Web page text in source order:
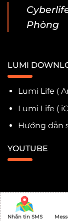
Phòng
LUMI
Lumi Life (
Lumi Life (
Hướng dẫn
YOUTUBE
Cuộc Sống
Nhắn tin SMS